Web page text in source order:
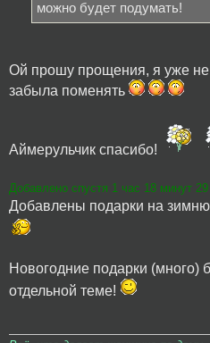
можно будет подумать!
Ой прошу прощения, я уже не
забыла поменять
Аймерульчик спасибо!
Добавлено спустя 1 час 18 минут
Добавлены подарки на
Новогодние подарки (много)
отдельной теме!